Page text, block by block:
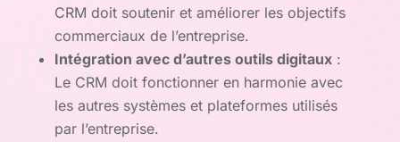
CRM doit soutenir et améliorer les objectifs
commerciaux de l’entreprise.
Intégration avec d’autres outils digitaux:
Le CRM doit fonctionner en harmonie avec
les autres systèmes et plateformes utilisés
par l’entreprise.